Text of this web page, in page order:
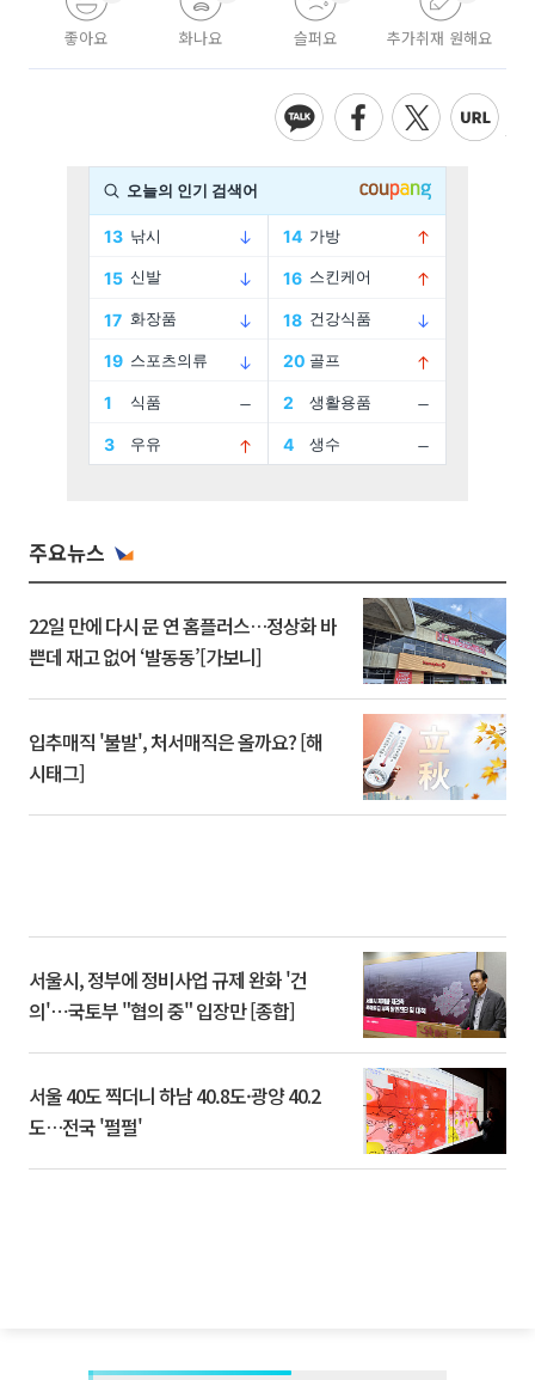
좋아요 화나요 슬퍼요 추가취재 원해요
주요뉴스
22일 만에 다시 문 연 홈플러스…정상화 바
쁜데 재고 없어 ‘발동동’[가보니]
입추매직 '불발', 처서매직은 올까요? [해
시태그]
서울시, 정부에 정비사업 규제 완화 '건
의'⋯국토부 "협의 중" 입장만 [종합]
서울 40도 찍더니 하남 40.8도·광양 40.2
도…전국 '펄펄'